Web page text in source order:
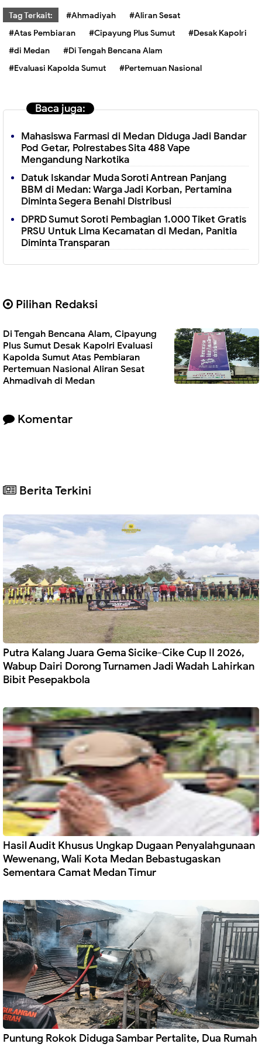
Tag Terkait: #Ahmadiyah
#Aliran Sesat
#Atas Pembiaran
#Cipayung Plus Sumut
#Desak Kapolri
#di Medan
#Di Tengah Bencana Alam
#Evaluasi Kapolda Sumut
#Pertemuan Nasional
Baca juga:
Mahasiswa Farmasi di Medan Diduga Jadi Bandar
Pod Getar, Polrestabes Sita 488 Vape
Mengandung Narkotika
Datuk Iskandar Muda Soroti Antrean Panjang
BBM di Medan: Warga Jadi Korban, Pertamina
Diminta Segera Benahi Distribusi
DPRD Sumut Soroti Pembagian 1.000 Tiket Gratis
PRSU Untuk Lima Kecamatan di Medan, Panitia
Diminta Transparan
Pilihan Redaksi
Di Tengah Bencana Alam, Cipayung
Plus Sumut Desak Kapolri Evaluasi
Kapolda Sumut Atas Pembiaran
Pertemuan Nasional Aliran Sesat
Ahmadiyah di Medan
Komentar
Berita Terkini
Putra Kalang Juara Gema Sicike-Cike Cup II 2026,
Wabup Dairi Dorong Turnamen Jadi Wadah Lahirkan
Bibit Pesepakbola
Hasil Audit Khusus Ungkap Dugaan Penyalahgunaan
Wewenang, Wali Kota Medan Bebastugaskan
Sementara Camat Medan Timur
Puntung Rokok Diduga Sambar Pertalite, Dua Rumah